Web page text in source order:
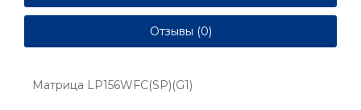
Отзывы (0)
Матрица LP156WFC(SP)(G1)